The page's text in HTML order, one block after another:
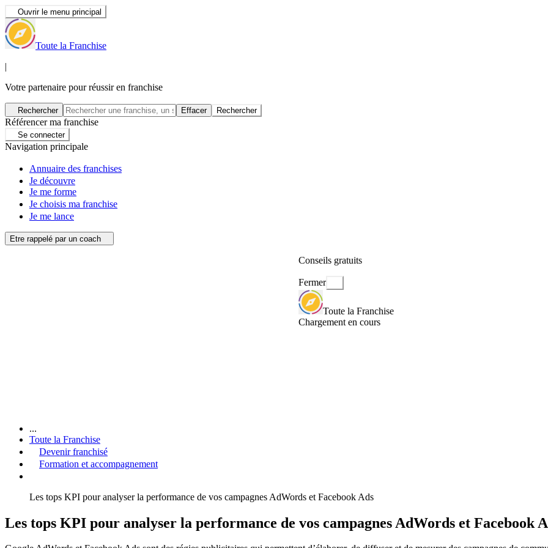
Ouvrir le menu principal
Toute la Franchise
|
Votre partenaire pour réussir en franchise
Rechercher Effacer Rechercher
Référencer ma franchise
Se connecter
Navigation principale
Annuaire des franchises
Je découvre
Je me forme
Je choisis ma franchise
Je me lance
Etre rappelé par un coach
Conseils gratuits
Fermer
Toute la Franchise
Chargement en cours
...
Toute la Franchise
Devenir franchisé
Formation et accompagnement
Les tops KPI pour analyser la performance de vos campagnes AdWords et Facebook Ads
Les tops KPI pour analyser la performance de vos campagnes AdWords et Facebook